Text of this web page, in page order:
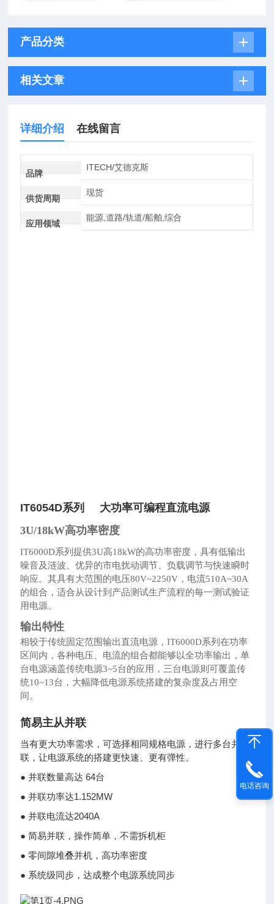
产品分类
相关文章
详细介绍 在线留言
品牌
ITECH/艾德克斯
供货周期
现货
应用领域
能源,道路/轨道/船舶,综合
IT6054D系列 大功率可编程直流电源
3U/18kW高功率密度
IT6000D系列提供3U高18kW的高功率密度，具有低输出
噪音及涟波、优异的市电扰动调节、负载调节与快速瞬时
响应。其具有大范围的电压80V~2250V，电流510A~30A
的组合，适合从设计到产品测试生产流程的每一测试验证
用电源。
输出特性
相较于传统固定范围输出直流电源，IT6000D系列在功率
区间内，各种电压、电流的组合都能够以全功率输出，单
台电源涵盖传统电源3~5台的应用，三台电源则可覆盖传
统10~13台，大幅降低电源系统搭建的复杂度及占用空
间。
简易主从并联
当有更大功率需求，可选择相同规格电源，进行多台并
联，让电源系统的搭建更快速、更有弹性。
● 并联数量高达 64台
● 并联功率达1.152MW
● 并联电流达2040A
● 简易并联，操作简单，不需拆机柜
● 零间隙堆叠并机，高功率密度
● 系统级同步，达成整个电源系统同步
电话咨询